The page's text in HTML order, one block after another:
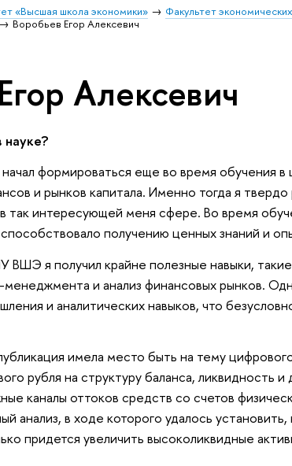
«Высшая школа экономики» Факультет
Воробьев Егор Алексевич
Алексевич
науке?
формироваться еще во время обучения в
и рынков капитала. Именно тогда я
интересующей меня сфере. Во время
получению ценных знаний и
я получил крайне полезные навыки,
и анализ финансовых рынков.
и аналитических навыков, что
имела место быть на тему
рубля на структуру баланса, ликвидность
каналы оттоков средств со счетов
анализ, в ходе которого удалось
придется увеличить высоколиквидные